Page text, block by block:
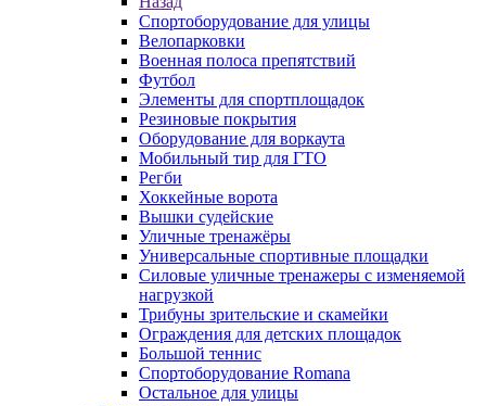
Спортоборудование для улицы
Велопарковки
Военная полоса препятствий
Футбол
Элементы для спортплощадок
Резиновые покрытия
Оборудование для воркаута
Мобильный тир для ГТО
Регби
Хоккейные ворота
Вышки судейские
Уличные тренажёры
Универсальные спортивные площадки
Силовые уличные тренажеры с изменяемой
нагрузкой
Трибуны зрительские и скамейки
Ограждения для детских площадок
Большой теннис
Спортоборудование Romana
Остальное для улицы